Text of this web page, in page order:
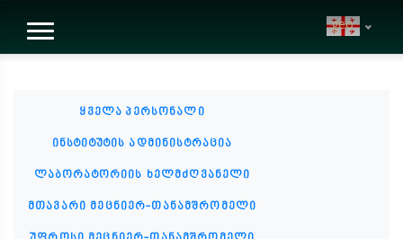
geo
ყველა პერსონალი
ინსტიტუტის ადმინისტრაცია
ლაბორატორიის ხელმძღვანელი
მთავარი მეცნიერ-თანამშრომელი